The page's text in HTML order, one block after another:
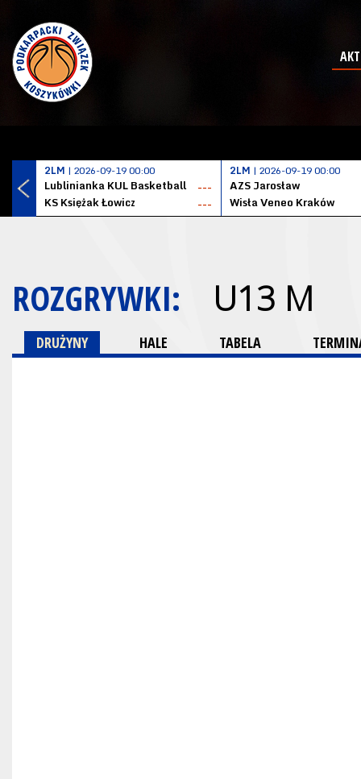
2LM | 2026-09-19 00:00
Lublinianka KUL Basketball
---
KS Księżak Łowicz
---
2LM | 2026-09-19 00:00
AZS Jarosław
Wisła Veneo Kraków
ROZGRYWKI: U13 M
DRUŻYNY HALE TABELA